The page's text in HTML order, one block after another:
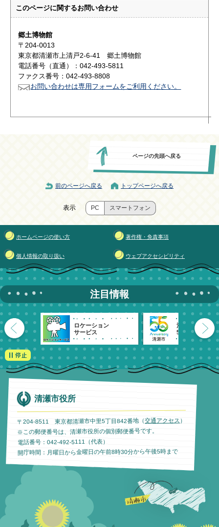
このページに関するお問い合わせ
郷土博物館
〒204-0013
東京都清瀬市上清戸2-6-41 郷土博物館
電話番号（直通）：042-493-5811
ファクス番号：042-493-8808
お問い合わせは専用フォームをご利用ください。
ページの先頭へ戻る
前のページへ戻る トップページへ戻る
表示 PC スマートフォン
ホームページの使い方 著作権・免責事項
個人情報の取り扱い ウェブアクセシビリティ
注目情報
ロケーション
サービス
清瀬市
55周年記念
清瀬市役所
〒204-8511 東京都清瀬市中里5丁目842番地（交通アクセス ）
※この郵便番号は、清瀬市役所の個別郵便番号です。
電話番号：042-492-5111（代表）
開庁時間：月曜日から金曜日の午前8時30分から午後5時まで